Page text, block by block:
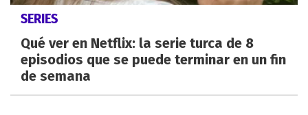
SERIES
Qué ver en Netflix: la serie turca de 8
episodios que se puede terminar en un fin
de semana